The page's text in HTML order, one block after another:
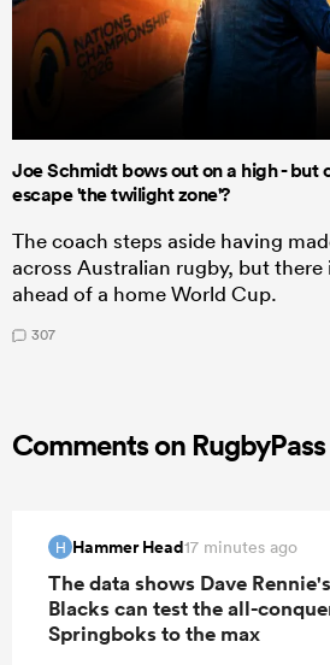
Joe Schmidt bows out on a high - but
escape 'the twilight zone'?
The coach steps aside having
across Australian rugby, but
ahead of a home World Cup.
307
Comments on RugbyPass
H Hammer Head17 minutes ago
The data shows Dave
Blacks can test the all-
Springboks to the max